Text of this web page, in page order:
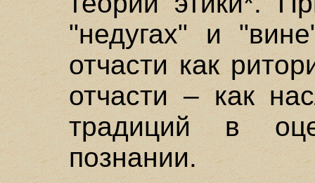
"недугах" и
отчасти как
отчасти – как
традиций в
познании.